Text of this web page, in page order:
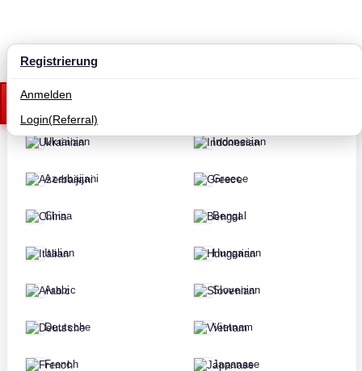
Russian
Ukrainian
Azerbaijani
China
Italian
Arabic
Deutsche
French
Indonesian
Greece
Bengal
Hungarian
Slovenian
Vietnam
Japanase
Registrierung
Anmelden
Login(Referral)